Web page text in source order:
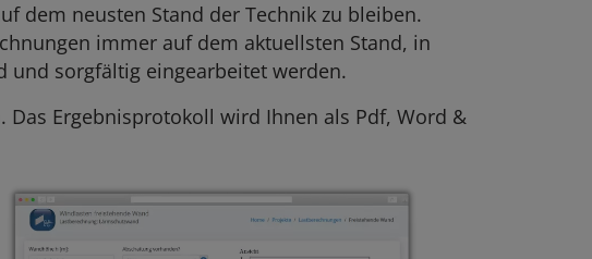
dem neusten Stand der Technik zu bleiben.
immer auf dem aktuellsten Stand, in
und sorgfältig eingearbeitet werden.
Ergebnisprotokoll wird Ihnen als Pdf, Word &